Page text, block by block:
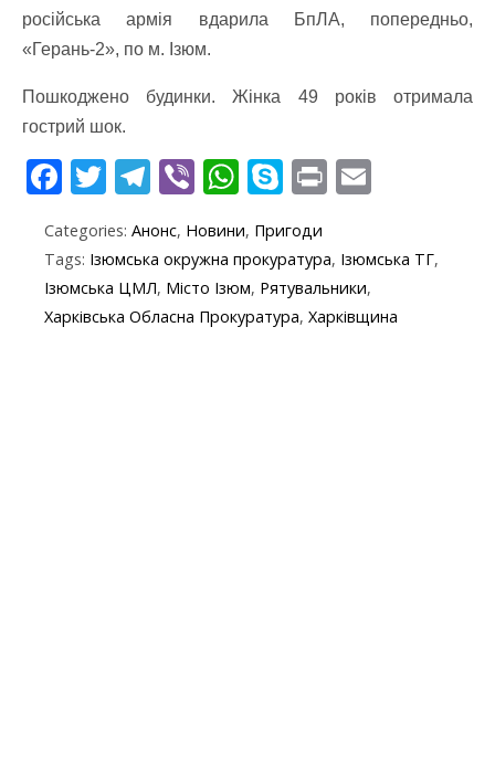
російська армія вдарила БпЛА, попередньо,
«Герань-2», по м. Ізюм.
Пошкоджено будинки. Жінка 49 років отримала
гострий шок.
F
e
b
o
T
itt
er
T
e
gr
a
Vi
er
W
at
s
A
S
y
p
e
Pr
t ai
Categories: Анонс, Новини, Пригоди
Tags: Ізюмська окружна прокуратура, Ізюмська ТГ,
Ізюмська ЦМЛ, Місто Ізюм, Рятувальники,
Харківська Обласна Прокуратура, Харківщина